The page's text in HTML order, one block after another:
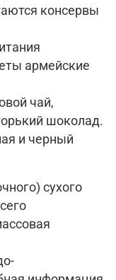
консервы
армейские
чай,
шоколад.
и черный
сухого